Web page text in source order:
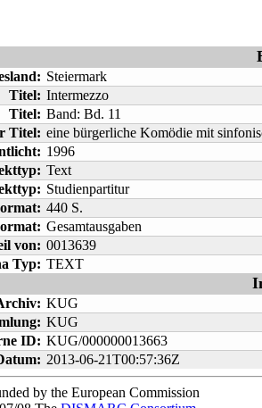
Steiermark
Titel: Intermezzo
Titel: Band: Bd. 11
Titel: eine bürgerliche Komödie mit
1996
Text
Studienpartitur
440 S.
Gesamtausgaben
von: 0013639
Typ: TEXT
KUG
KUG
ID: KUG/000000013663
2013-06-21T00:57:36Z
by the European Commission